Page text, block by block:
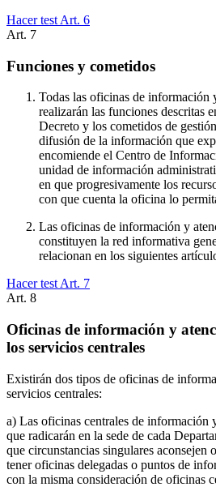
Hacer test Art. 6
Art. 7
Funciones y cometidos
Todas las oficinas de información
realizarán las funciones descritas
Decreto y los cometidos de
difusión de la información que
encomiende el Centro de
unidad de información
en que progresivamente los
con que cuenta la oficina lo
Las oficinas de información y
constituyen la red informativa
relacionan en los siguientes
Hacer test Art. 7
Art. 8
Oficinas de información y
los servicios centrales
Existirán dos tipos de oficinas de
servicios centrales:
a) Las oficinas centrales de información
que radicarán en la sede de cada
que circunstancias singulares aconsejen
tener oficinas delegadas o puntos de
con la misma consideración de oficinas